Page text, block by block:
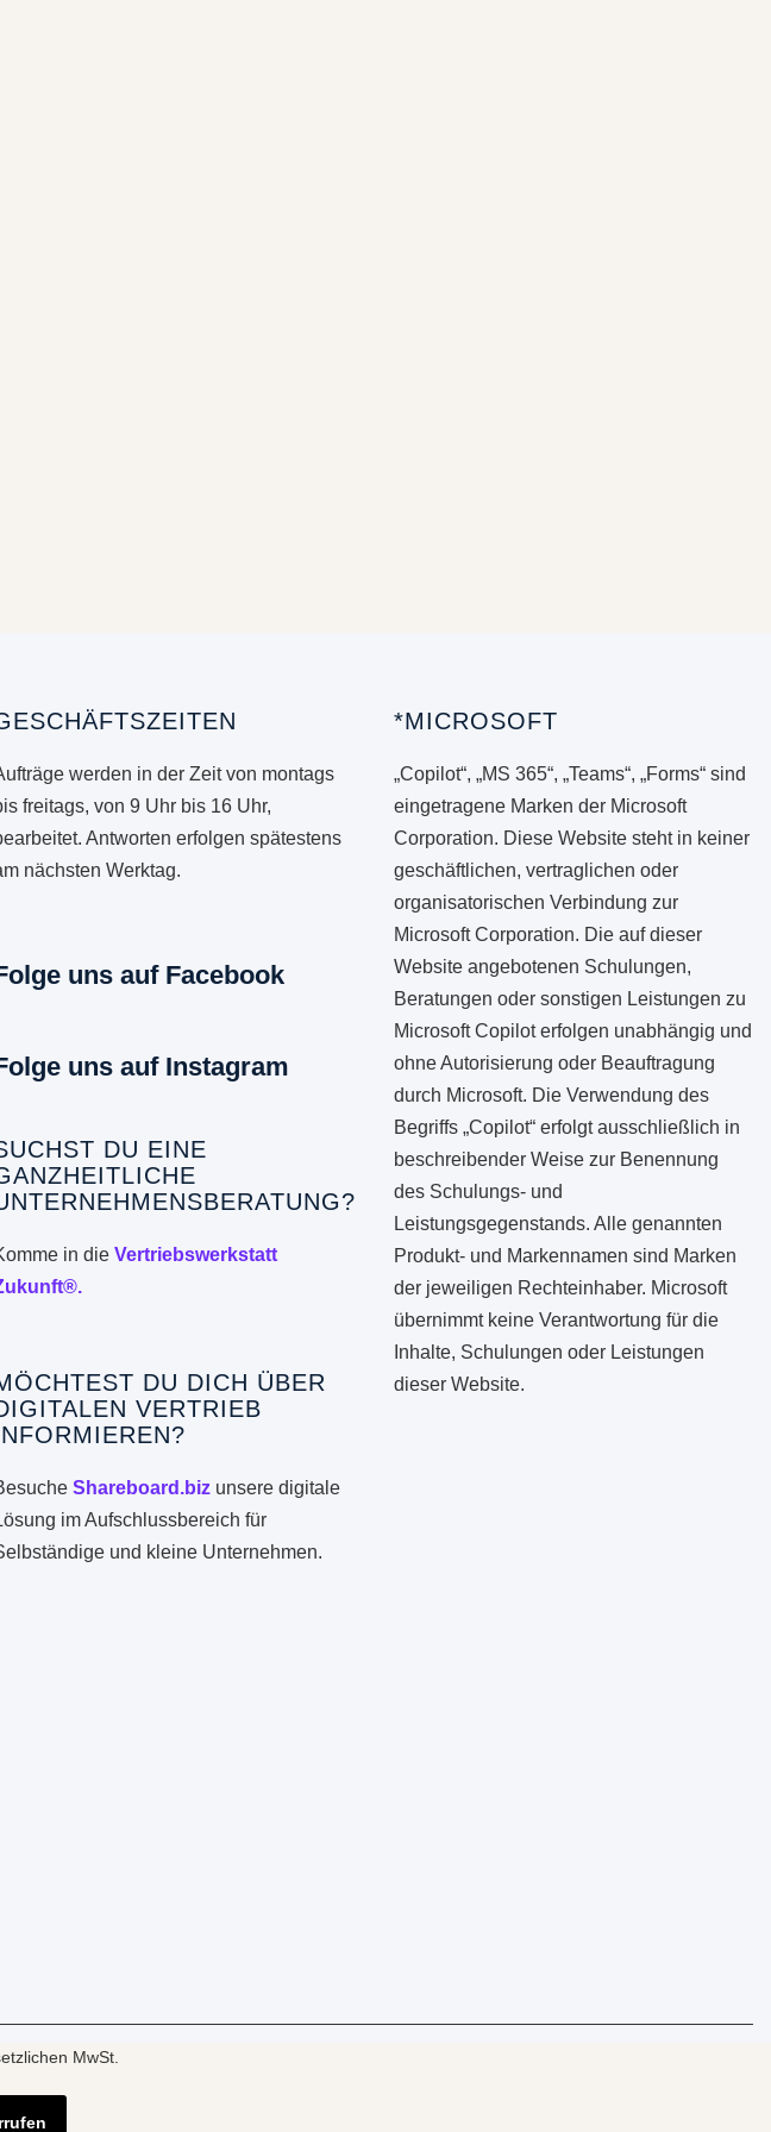
werden in der Zeit von montags
freitags, von 9 Uhr bis 16 Uhr,
Antworten erfolgen spätestens
nächsten Werktag.
uns auf Facebook
uns auf Instagram
DU EINE
in die Vertriebswerkstatt
DU DICH ÜBER
VERTRIEB
Shareboard.bizunsere digitale
im Aufschlussbereich für
und kleine Unternehmen.
*MICROSOFT
„Copilot“, „MS 365“, „Teams“, „Forms“ sind
eingetragene Marken der Microsoft
Corporation. Diese Website steht in keiner
geschäftlichen, vertraglichen oder
organisatorischen Verbindung zur
Microsoft Corporation. Die auf dieser
Website angebotenen Schulungen,
Beratungen oder sonstigen Leistungen zu
Microsoft Copilot erfolgen unabhängig und
ohne Autorisierung oder Beauftragung
durch Microsoft. Die Verwendung des
Begriffs „Copilot“ erfolgt ausschließlich in
beschreibender Weise zur Benennung
des Schulungs- und
Leistungsgegenstands. Alle genannten
Produkt- und Markennamen sind Marken
der jeweiligen Rechteinhaber. Microsoft
übernimmt keine Verantwortung für die
Inhalte, Schulungen oder Leistungen
dieser Website.
MwSt.